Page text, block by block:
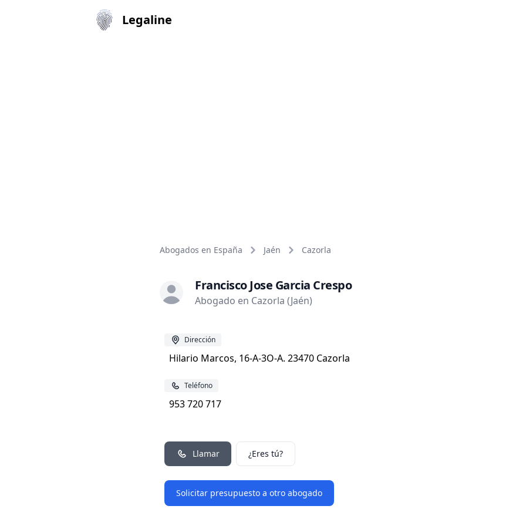
Legaline
Abogados en España Jaén Cazorla
Francisco Jose Garcia Crespo
Abogado en Cazorla (Jaén)
Dirección
Hilario Marcos, 16-A-3O-A. 23470 Cazorla
Teléfono
953 720 717
Llamar ¿Eres tú?
Solicitar presupuesto a otro abogado